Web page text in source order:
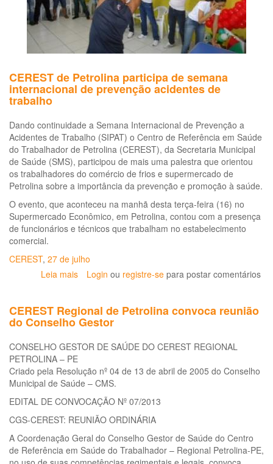
CEREST de Petrolina participa de semana
internacional de prevenção acidentes de
trabalho
Dando continuidade a Semana Internacional de Prevenção a
Acidentes de Trabalho (SIPAT) o Centro de Referência em Saúde
do Trabalhador de Petrolina (CEREST), da Secretaria Municipal
de Saúde (SMS), participou de mais uma palestra que orientou
os trabalhadores do comércio de frios e supermercado de
Petrolina sobre a importância da prevenção e promoção à saúde.
O evento, que aconteceu na manhã desta terça-feira (16) no
Supermercado Econômico, em Petrolina, contou com a presença
de funcionários e técnicos que trabalham no estabelecimento
comercial.
CEREST, 27 de julho
Leia mais sobre
Petrolina
participa
semana
de
prevenção
acidentes
de
trabalho
Login ou registre-se para postar comentários
CEREST Regional de Petrolina convoca reunião
do Conselho Gestor
CONSELHO GESTOR DE SAÚDE DO CEREST REGIONAL
PETROLINA – PE
Criado pela Resolução nº 04 de 13 de abril de 2005 do Conselho
Municipal de Saúde – CMS.
EDITAL DE CONVOCAÇÃO Nº 07/2013
CGS-CEREST: REUNIÃO ORDINÁRIA
A Coordenação Geral do Conselho Gestor de Saúde do Centro
de Referência em Saúde do Trabalhador – Regional Petrolina-PE,